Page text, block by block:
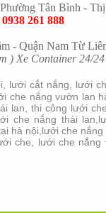
Tân Bình -
261 888
- Quận Nam Từ
) Xe Container 24/24
lưới cắt nắng, lưới
che nắng vườn lan
lan, thi công lưới
che nắng thái
hà nội,lưới che
che, lưới che